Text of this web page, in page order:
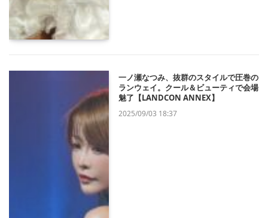
一ノ瀬なつみ、抜群のスタイルで圧巻の
ランウェイ。クール＆ビューティで会場
魅了【LANDCON ANNEX】
2025/09/03 18:37